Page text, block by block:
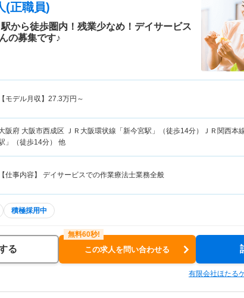
(正職員)
駅から徒歩圏内！残業少なめ！デイサービス
の募集です♪
【モデル月収】 27.3万円～
阪府 大阪市西成区 ＪＲ大阪環状線「新今宮駅」（徒歩14分）ＪＲ関西本
」（徒歩14分） 他
【仕事内容】 デイサービスでの作業療法士業務全般
積極採用中
る この求人を問い合わせる
有限会社ほたる